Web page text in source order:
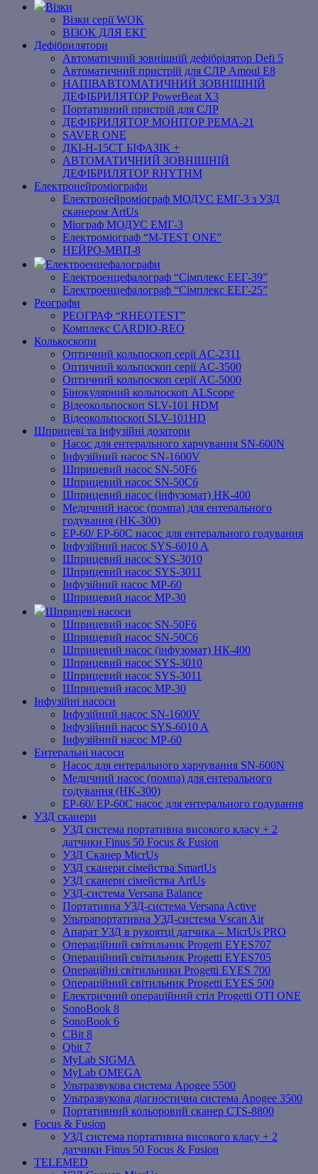
Візки
Візки серії WOK
ВІЗОК ДЛЯ ЕКГ
Дефібрилятори
Автоматичний зовнішній дефібрілятор Defi 5
Автоматичний пристрій для СЛР Amoul E8
НАПІВАВТОМАТИЧНИЙ ЗОВНІШНІЙ
ДЕФІБРИЛЯТОР PowerBeat X3
Портативний пристрій для СЛР
ДЕФІБРИЛЯТОР МОНІТОР РЕМА-21
SAVER ONE
ДКІ-Н-15СТ БІФАЗІК +
АВТОМАТИЧНИЙ ЗОВНІШНІЙ
ДЕФІБРИЛЯТОР RHYTHM
Електронейроміографи
Електронейроміограф МОДУС ЕМГ-3 з УЗД
сканером ArtUs
Міограф МОДУС ЕМГ-3
Електроміограф “M-TEST ONE”
НЕЙРО-МВП-8
Електроенцефалографи
Електроенцефалограф “Сімплекс ЕЕГ-39”
Електроенцефалограф “Сімплекс ЕЕГ-25”
Реографи
РЕОГРАФ “RHEOTEST”
Комплекс CARDIO-REO
Колькоскопи
Оптичний кольпоскоп серії AC-2311
Оптичний кольпоскоп серії AC-3500
Оптичний кольпоскоп серії AC-5000
Бінокулярний кольпоскоп ALScope
Відеокольпоскоп SLV-101 HDM
Відеокольпоскоп SLV-101HD
Шприцеві та інфузійні дозатори
Насос для ентерального харчування SN-600N
Інфузійний насос SN-1600V
Шприцевий насос SN-50F6
Шприцевий насос SN-50C6
Шприцевий насос (інфузомат) НК-400
Медичний насос (помпа) для ентерального
годування (HK-300)
EP-60/ EP-60C насос для ентерального годування
Інфузійний насос SYS-6010 A
Шприцевий насос SYS-3010
Шприцевий насос SYS-3011
Інфузійний насос MP-60
Шприцевий насос MP-30
Шприцеві насоси
Шприцевий насос SN-50F6
Шприцевий насос SN-50C6
Шприцевий насос (інфузомат) НК-400
Шприцевий насос SYS-3010
Шприцевий насос SYS-3011
Шприцевий насос MP-30
Інфузійні насоси
Інфузійний насос SN-1600V
Інфузійний насос SYS-6010 A
Інфузійний насос MP-60
Ентеральні насоси
Насос для ентерального харчування SN-600N
Медичний насос (помпа) для ентерального
годування (HK-300)
EP-60/ EP-60C насос для ентерального годування
УЗД сканери
УЗД система портативна високого класу + 2
датчики Finus 50 Focus & Fusion
УЗД Сканер MicrUs
УЗД сканери сімейства SmartUs
УЗД сканери сімейства ArtUs
УЗД-система Versana Balance
Портативна УЗД-система Versana Active
Ультрапортативна УЗД-система Vscan Air
Апарат УЗД в рукоятці датчика – MicrUs PRO
Операційний світильник Progetti EYES707
Операційний світильник Progetti EYES705
Операційні світильники Progetti EYES 700
Операційний світильник Progetti EYES 500
Електричний операційний стіл Progetti OTI ONE
SonoBook 8
SonoBook 6
СBit 8
Qbit 7
MyLab SIGMA
MyLab OMEGA
Ультразвукова система Apogee 5500
Ультразвукова діагностична система Apogee 3500
Портативний кольоровий сканер CTS-8800
Focus & Fusion
УЗД система портативна високого класу + 2
датчики Finus 50 Focus & Fusion
TELEMED